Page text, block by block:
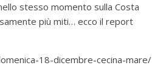
stesso momento sulla Costa
più miti… ecco il report
18-dicembre-cecina-mare/